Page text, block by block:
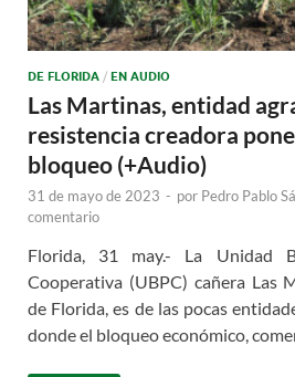
DE FLORIDA / EN AUDIO
Las Martinas, entidad
resistencia creadora
bloqueo (+Audio)
31 de mayo de 2023 - por Pedro Pablo
comentario
Florida, 31 may.- La Unidad
Cooperativa (UBPC) cañera Las
de Florida, es de las pocas
donde el bloqueo económico,